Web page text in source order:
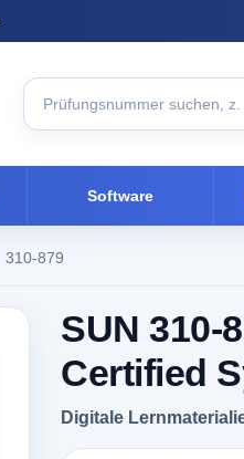
Software
310-879
SUN 310-
Certified
Digitale